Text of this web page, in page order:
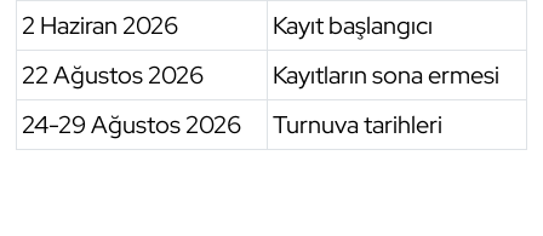
2 Haziran 2026
Kayıt başlangıcı
22 Ağustos 2026
Kayıtların sona ermesi
24-29 Ağustos 2026
Turnuva tarihleri
Su Topu
Sualtı Sporları